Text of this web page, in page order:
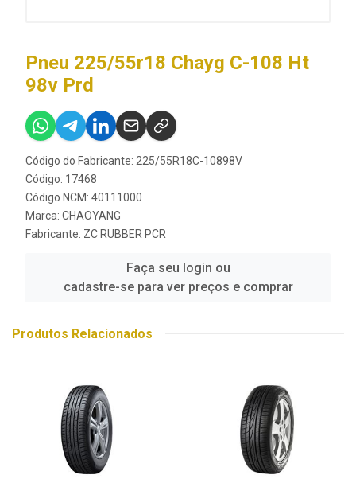
Pneu 225/55r18 Chayg C-108 Ht
98v Prd
Código do Fabricante: 225/55R18C-10898V
Código: 17468
Código NCM: 40111000
Marca: CHAOYANG
Fabricante: ZC RUBBER PCR
Faça seu login ou
cadastre-se para ver preços e comprar
Produtos Relacionados